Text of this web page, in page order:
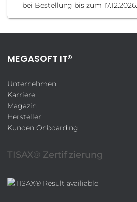
bei Bestellung bis zum 17.12.2026.
MEGASOFT IT®
Unternehmen
Karriere
Magazin
Hersteller
Kunden Onboarding
TISAX® Zertifizierung